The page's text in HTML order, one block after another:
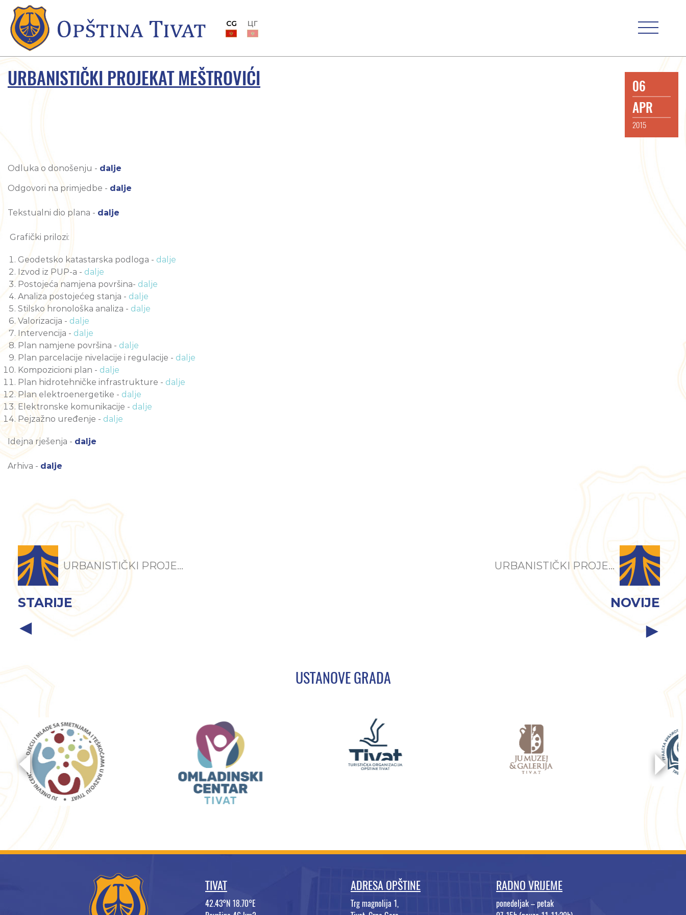
CG ЦГ
URBANISTIČKI PROJEKAT MEŠTROVIĆI
06
APR
2015
Odluka o donošenju - dalje
Odgovori na primjedbe - dalje
Tekstualni dio plana - dalje
Grafički prilozi:
Geodetsko katastarska podloga - dalje
Izvod iz PUP-a - dalje
Postojeća namjena površina- dalje
Analiza postojećeg stanja - dalje
Stilsko hronološka analiza - dalje
Valorizacija - dalje
Intervencija - dalje
Plan namjene površina - dalje
Plan parcelacije nivelacije i regulacije - dalje
Kompozicioni plan - dalje
Plan hidrotehničke infrastrukture - dalje
Plan elektroenergetike - dalje
Elektronske komunikacije - dalje
Pejzažno uređenje - dalje
Idejna rješenja - dalje
Arhiva - dalje
URBANISTIČKI PROJE...
STARIJE
URBANISTIČKI PROJE...
NOVIJE
USTANOVE GRADA
TIVAT
42.43°N 18.70°E
ADRESA OPŠTINE
Trg magnolija 1,
RADNO VRIJEME
ponedeljak – petak